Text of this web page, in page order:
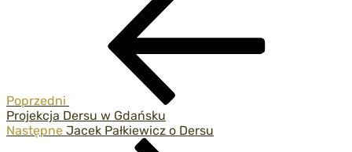
Poprzedni
Projekcja Dersu w Gdańsku
Następny
Następne Jacek Pałkiewicz o Dersu